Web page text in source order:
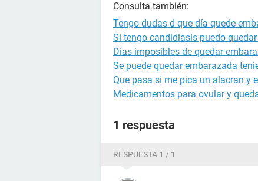
Consulta también:
Tengo dudas d que día quede
Si tengo candidiasis puedo
Días imposibles de quedar
Se puede quedar embarazada
Que pasa si me pica un alacran y
Medicamentos para ovular y
1 respuesta
RESPUESTA 1 / 1